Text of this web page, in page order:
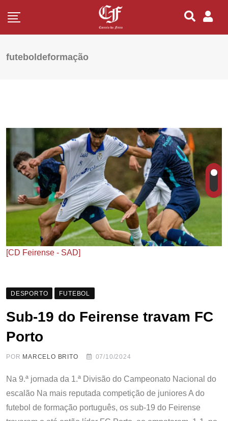
futeboldeformação
[CD Feirense - SAD]
DESPORTO FUTEBOL
Sub-19 do Feirense travam FC
Porto
POR MARCELO BRITO 07/10/2024
Na 9.ª jornada da 1.ª Divisão do Campeonato Nacional do
escalão Na mais reputada competição de juniores A do
futebol de formação português, os sub-19 do Feirense